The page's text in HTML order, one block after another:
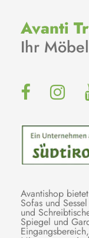
Avanti
Ihr
Avantishop
Sofas und
und
Spiegel und